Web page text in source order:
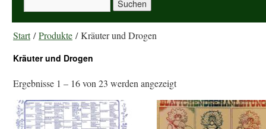
Start/Produkte / Kräuter und Drogen
Kräuter und Drogen
Ergebnisse 1 – 16 von 23 werden angezeigt